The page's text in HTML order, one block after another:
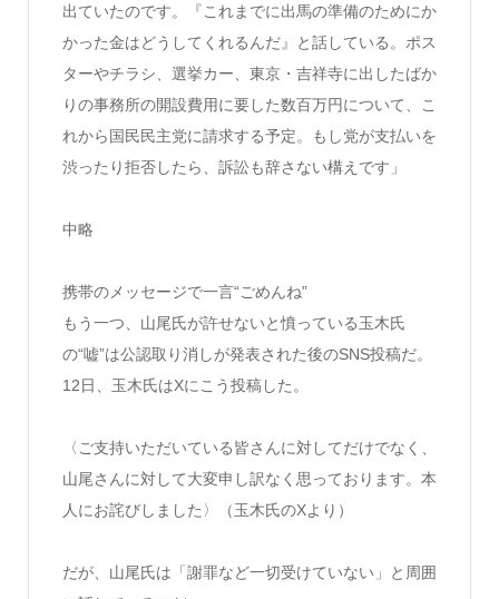
出ていたのです。『これまでに出馬の準備のためにか
かった金はどうしてくれるんだ』と話している。ポス
ターやチラシ、選挙カー、東京・吉祥寺に出したばか
りの事務所の開設費用に要した数百万円について、こ
れから国民民主党に請求する予定。もし党が支払いを
渋ったり拒否したら、訴訟も辞さない構えです」
中略
携帯のメッセージで一言“ごめんね”
もう一つ、山尾氏が許せないと憤っている玉木氏
の“嘘”は公認取り消しが発表された後のSNS投稿だ。
12日、玉木氏はXにこう投稿した。
〈ご支持いただいている皆さんに対してだけでなく、
山尾さんに対して大変申し訳なく思っております。本
人にお詫びしました〉（玉木氏のXより）
だが、山尾氏は「謝罪など一切受けていない」と周囲